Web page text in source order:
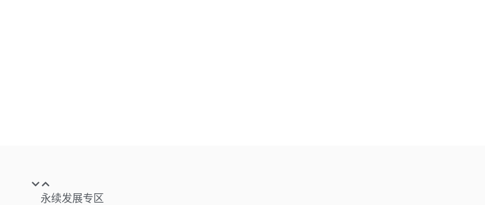
永续发展专区